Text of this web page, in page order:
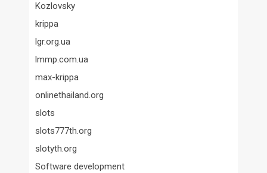
Kozlovsky
krippa
lgr.org.ua
lmmp.com.ua
max-krippa
onlinethailand.org
slots
slots777th.org
slotyth.org
Software development